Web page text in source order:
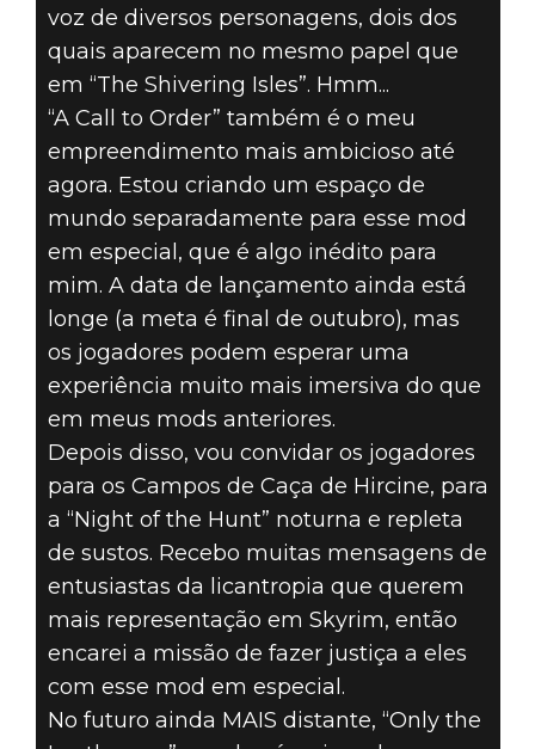
voz de diversos personagens, dois dos
quais aparecem no mesmo papel que
em “The Shivering Isles”. Hmm...
“A Call to Order” também é o meu
empreendimento mais ambicioso até
agora. Estou criando um espaço de
mundo separadamente para esse mod
em especial, que é algo inédito para
mim. A data de lançamento ainda está
longe (a meta é final de outubro), mas
os jogadores podem esperar uma
experiência muito mais imersiva do que
em meus mods anteriores.
Depois disso, vou convidar os jogadores
para os Campos de Caça de Hircine, para
a “Night of the Hunt” noturna e repleta
de sustos. Recebo muitas mensagens de
entusiastas da licantropia que querem
mais representação em Skyrim, então
encarei a missão de fazer justiça a eles
com esse mod em especial.
No futuro ainda MAIS distante, “Only the